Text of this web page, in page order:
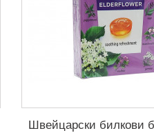
Швейцарски билкови